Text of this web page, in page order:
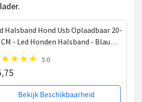
Halsband Hond Usb Oplaadbaar 20-
CM - Led Honden Halsband - Blauw -
Small tm Extra Large - Universeel
lampje - Honden Licht -
5.0
Bekijk Beschikbaarheid